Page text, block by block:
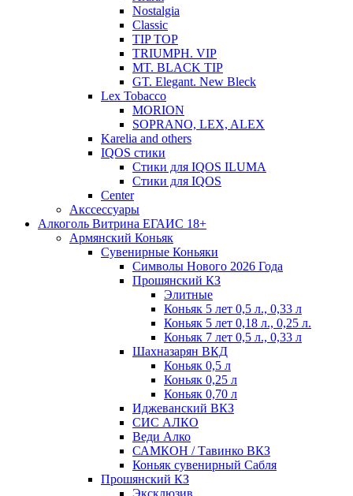
Nostalgia
Classic
TIP TOP
TRIUMPH. VIP
MT. BLACK TIP
GT. Elegant. New Bleck
Lex Tobacco
MORION
SOPRANO, LEX, ALEX
Karelia and others
IQOS стики
Стики для IQOS ILUMA
Стики для IQOS
Сenter
Акссессуары
Алкоголь Витрина ЕГАИС 18+
Армянский Коньяк
Сувенирные Коньяки
Символы Нового 2026 Года
Прошянский КЗ
Элитные
Коньяк 5 лет 0,5 л., 0,33 л
Коньяк 5 лет 0,18 л., 0,25 л.
Коньяк 7 лет 0,5 л., 0,33 л
Шахназарян ВКД
Коньяк 0,5 л
Коньяк 0,25 л
Коньяк 0,70 л
Иджеванский ВКЗ
СИС АЛКО
Веди Алко
САМКОН / Тавинко ВКЗ
Коньяк сувенирный Сабля
Прошянский КЗ
Эксклюзив